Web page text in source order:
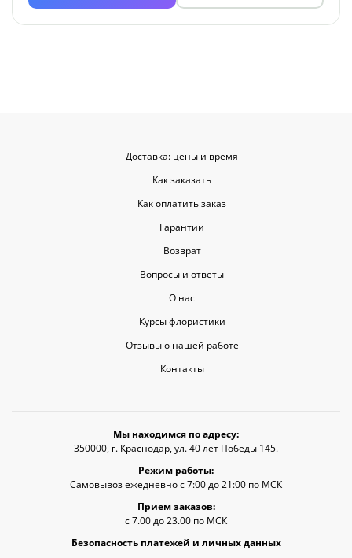
Доставка: цены и время
Как заказать
Как оплатить заказ
Гарантии
Возврат
Вопросы и ответы
О нас
Курсы флористики
Отзывы о нашей работе
Контакты
Мы находимся по адресу:
350000, г. Краснодар, ул. 40 лет Победы 145.
Режим работы:
Самовывоз ежедневно с 7:00 до 21:00 по МСК
Прием заказов:
с 7.00 до 23.00 по МСК
Безопасность платежей и личных данных